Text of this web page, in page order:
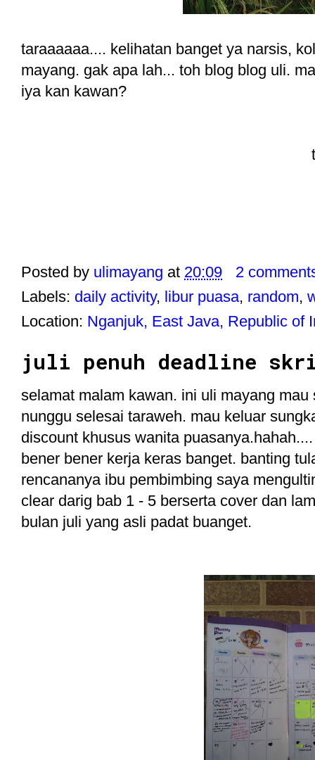
taraaaaaa.... kelihatan banget ya narsis,
mayang. gak apa lah... toh blog blog uli.
iya kan kawan?
Posted by ulimayang at 20:09
2
Labels: daily activity, libur puasa, random,
Location: Nganjuk, East Java, Republic of
juli penuh deadline
selamat malam kawan. ini uli mayang
nunggu selesai taraweh. mau keluar
discount khusus wanita
bener bener kerja keras banget. banting
rencananya ibu pembimbing saya
clear darig bab 1 - 5 berserta cover dan
bulan juli yang asli padat buanget.